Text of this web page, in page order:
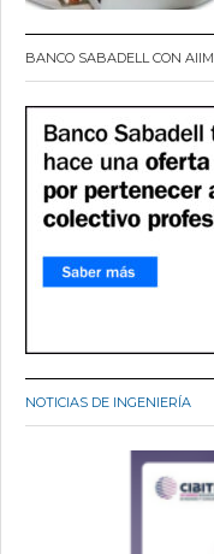
BANCO SABADELL CON AIIM
NOTICIAS DE INGENIERÍA